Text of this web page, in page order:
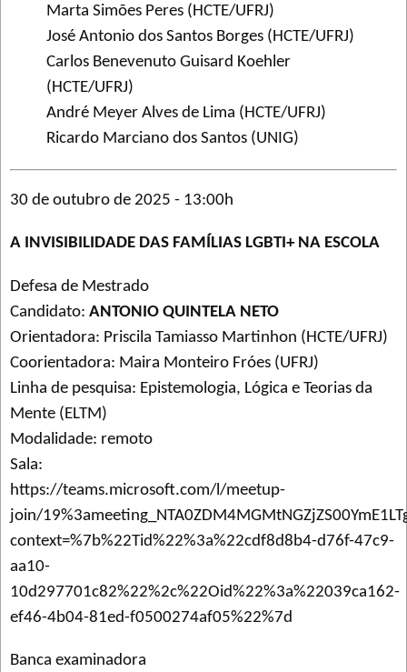
Marta Simões Peres (HCTE/UFRJ)
José Antonio dos Santos Borges (HCTE/UFRJ)
Carlos Benevenuto Guisard Koehler
(HCTE/UFRJ)
André Meyer Alves de Lima (HCTE/UFRJ)
Ricardo Marciano dos Santos (UNIG)
30 de outubro de 2025 - 13:00h
A INVISIBILIDADE DAS FAMÍLIAS LGBTI+ NA ESCOLA
Defesa de Mestrado
Candidato: ANTONIO QUINTELA NETO
Orientadora: Priscila Tamiasso Martinhon (HCTE/UFRJ)
Coorientadora: Maira Monteiro Fróes (UFRJ)
Linha de pesquisa: Epistemologia, Lógica e Teorias da
Mente (ELTM)
Modalidade: remoto
Sala:
https://teams.microsoft.com/l/meetup-
join/
context=%7b%22Tid%22%3a%22cdf8d8b4-d76f-47c9-
aa10-
10d297701c82%22%2c%22Oid%22%3a%22039ca162-
ef46-4b04-81ed-f0500274af05%22%7d
Banca examinadora